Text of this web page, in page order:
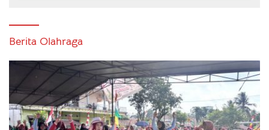
Berita Olahraga